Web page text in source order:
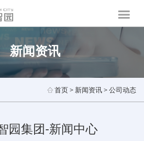
新闻资讯
首页> 新闻资讯>公司动态
园集团-新闻中心